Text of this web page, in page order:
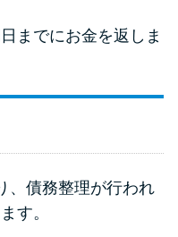
までにお金を返しま
、債務整理が行われ
す。